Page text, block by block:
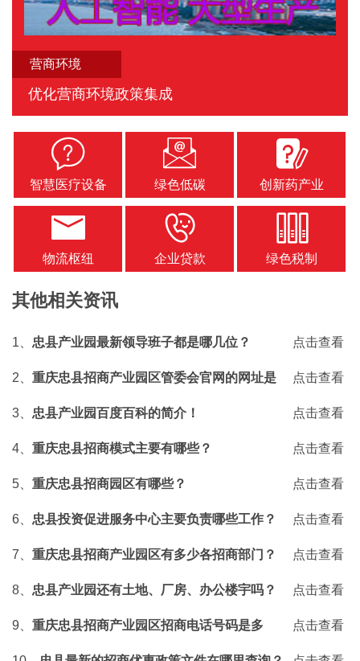
营商环境
优化营商环境政策集成
智慧医疗设备 绿色低碳 创新药产业
物流枢纽 企业贷款 绿色税制
其他相关资讯
点击查看
1、 忠县产业园最新领导班子都是哪几位？
点击查看
2、 重庆忠县招商产业园区管委会官网的网址是
什么？ 点击查看
3、 忠县产业园百度百科的简介！
点击查看
4、 重庆忠县招商模式主要有哪些？
点击查看
5、 重庆忠县招商园区有哪些？
点击查看
6、 忠县投资促进服务中心主要负责哪些工作？
点击查看
7、 重庆忠县招商产业园区有多少各招商部门？
点击查看
8、 忠县产业园还有土地、厂房、办公楼宇吗？
点击查看
9、 重庆忠县招商产业园区招商电话号码是多